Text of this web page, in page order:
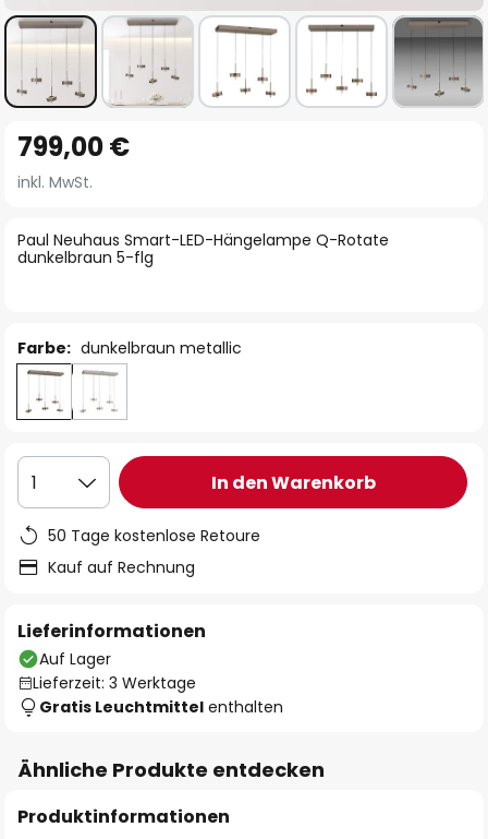
Anfang
der
springen
Paul Neuhaus Smart-LED-Hängelampe Q-Rotate
dunkelbraun 5-flg
799,00 €
inkl. MwSt.
Farbe: dunkelbraun metallic
1 In den Warenkorb
50 Tage kostenlose Retoure
Kauf auf Rechnung
Lieferinformationen
Auf Lager
Lieferzeit: 3 Werktage
Gratis Leuchtmittel enthalten
Ähnliche Produkte entdecken
Produktinformationen